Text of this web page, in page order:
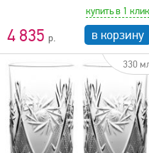
4 835
купить в 1 клик
в корзину
330